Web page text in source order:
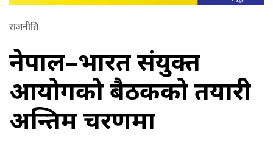
राजनीति
नेपाल–भारत संयुक्त
आयोगको बैठकको तयारी
अन्तिम चरणमा